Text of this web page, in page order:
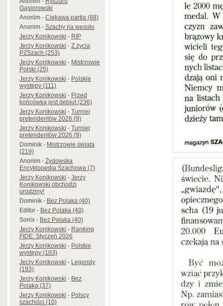
Gąsiorowski
Anonim-Ciekawa partia (88)
Anonim-Szachy na wesoło
Jerzy Konikowski-RIP
Jerzy Konikowski-Z życia
PZSzach (253)
Jerzy Konikowski-Mistrzowie
Polski (25)
Jerzy Konikowski-Polskie
występy (111)
Jerzy Konikowski-Przed
końcówką jest debiut (236)
Jerzy Konikowski-Turniej
pretendentów 2026 (9)
Jerzy Konikowski-Turniej
pretendentów 2026 (9)
Dominik-Mistrzowie świata
(219)
Anonim-Żydowska
Encyklopedia Szachowa (7)
Jerzy Konikowski-Jerzy
Konikowski obchodzi
urodziny!
Dominik-Bez Polaka (40)
Editor-Bez Polaka (40)
Sonix-Bez Polaka (40)
Jerzy Konikowski-Ranking
FIDE: Styczeń 2026
Jerzy Konikowski-Polskie
występy (103)
Jerzy Konikowski-Legendy
(193)
Jerzy Konikowski-Bez
Polaka (37)
Jerzy Konikowski-Polscy
szachiści (10)